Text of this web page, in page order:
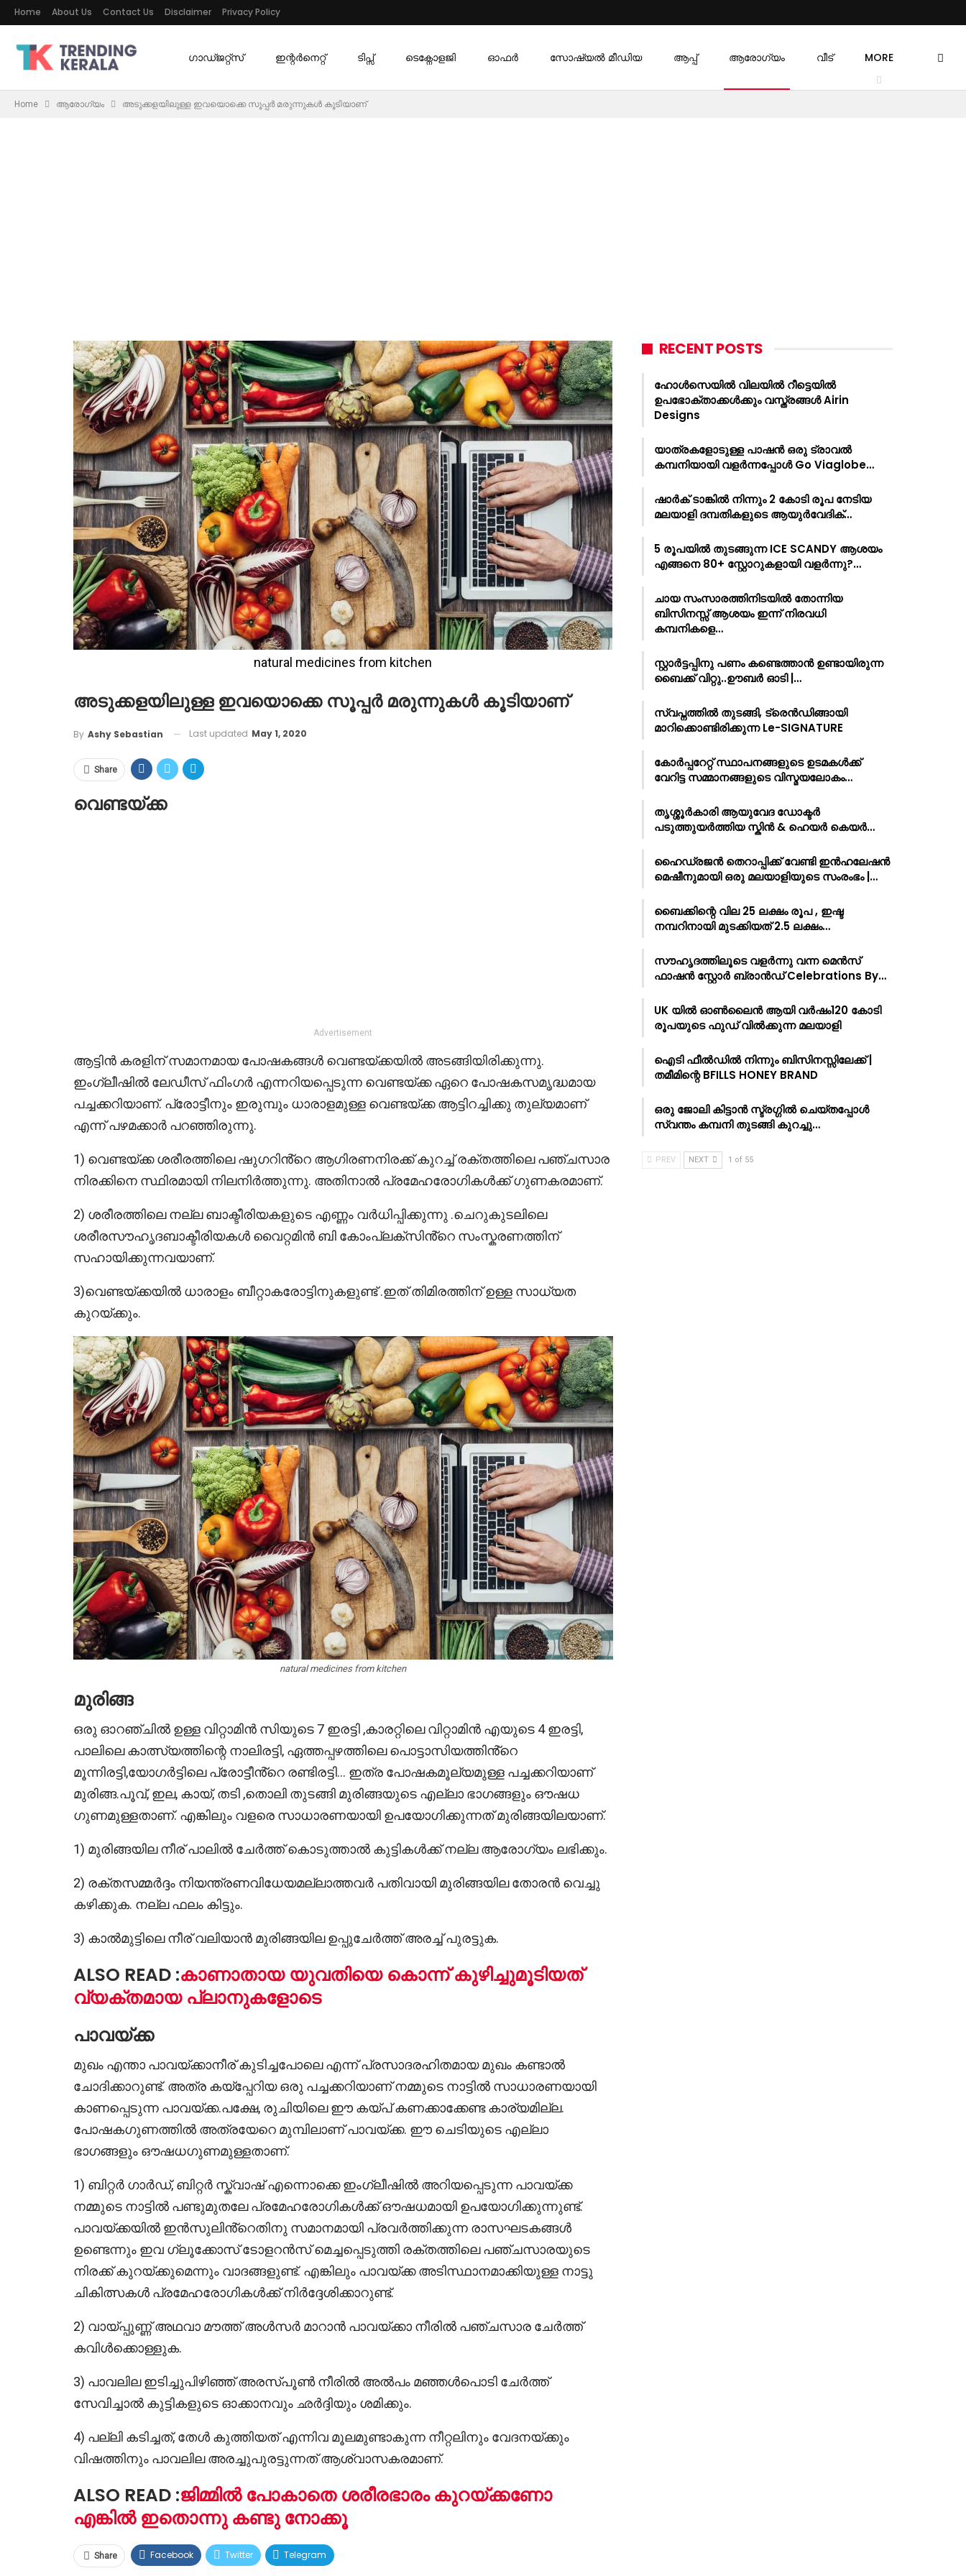
Home About Us Contact Us Disclaimer Privacy Policy
ഗാഡ്ജറ്റ്സ് ഇന്റര്‍നെറ്റ് ടിപ്സ് ടെക്നോളജി ഓഫര്‍ സോഷ്യൽ മീഡിയ ആപ്പ് ആരോഗ്യം വീട് MORE
Home ആരോഗ്യം അടുക്കളയിലുള്ള ഇവയൊക്കെ സൂപ്പർ മരുന്നുകൾ കൂടിയാണ്
natural medicines from kitchen
അടുക്കളയിലുള്ള ഇവയൊക്കെ സൂപ്പർ മരുന്നുകൾ കൂടിയാണ്
By Ashy Sebastian Last updated May 1, 2020
Share
വെണ്ടയ്ക്ക
Advertisement
ആട്ടിൻ കരളിന് സമാനമായ പോഷകങ്ങൾ വെണ്ടയ്ക്കയിൽ അടങ്ങിയിരിക്കുന്നു.
ഇംഗ്ലീഷിൽ ലേഡീസ് ഫിംഗർ എന്നറിയപ്പെടുന്ന വെണ്ടയ്ക്ക ഏറെ പോഷകസമൃദ്ധമായ
പച്ചക്കറിയാണ്. പ്രോട്ടീനും ഇരുമ്പും ധാരാളമുള്ള വെണ്ടയ്ക്ക ആട്ടിറച്ചിക്കു തുല്യമാണ്
എന്ന് പഴമക്കാർ പറഞ്ഞിരുന്നു.
1) വെണ്ടയ്ക്ക ശരീരത്തിലെ ഷുഗറിൻ്റെ ആഗിരണനിരക്ക് കുറച്ച് രക്തത്തിലെ പഞ്ചസാര
നിരക്കിനെ സ്ഥിരമായി നിലനിർത്തുന്നു. അതിനാൽ പ്രമേഹരോഗികൾക്ക് ഗുണകരമാണ്.
2) ശരീരത്തിലെ നല്ല ബാക്ടീരിയകളുടെ എണ്ണം വർധിപ്പിക്കുന്നു .ചെറുകുടലിലെ
ശരീരസൗഹൃദബാക്ടീരിയകൾ വൈറ്റമിൻ ബി കോംപ്ലക്സിൻ്റെ സംസ്കരണത്തിന്
സഹായിക്കുന്നവയാണ്.
3)വെണ്ടയ്ക്കയിൽ ധാരാളം ബീറ്റാകരോട്ടിനുകളുണ്ട് .ഇത് തിമിരത്തിന് ഉള്ള സാധ്യത
കുറയ്ക്കും.
natural medicines from kitchen
മുരിങ്ങ
ഒരു ഓറഞ്ചിൽ ഉള്ള വിറ്റാമിൻ സിയുടെ 7 ഇരട്ടി ,കാരറ്റിലെ വിറ്റാമിൻ എയുടെ 4 ഇരട്ടി,
പാലിലെ കാത്സ്യത്തിന്റെ നാലിരട്ടി, ഏത്തപ്പഴത്തിലെ പൊട്ടാസിയത്തിൻ്റെ
മൂന്നിരട്ടി,യോഗർട്ടിലെ പ്രോട്ടീൻ്റെ രണ്ടിരട്ടി… ഇത്ര പോഷകമൂല്യമുള്ള പച്ചക്കറിയാണ്
മുരിങ്ങ.പൂവ്, ഇല, കായ്, തടി ,തൊലി തുടങ്ങി മുരിങ്ങയുടെ എല്ലാ ഭാഗങ്ങളും ഔഷധ
ഗുണമുള്ളതാണ്. എങ്കിലും വളരെ സാധാരണയായി ഉപയോഗിക്കുന്നത് മുരിങ്ങയിലയാണ്‌.
1) മുരിങ്ങയില നീര് പാലിൽ ചേർത്ത് കൊടുത്താൽ കുട്ടികൾക്ക് നല്ല ആരോഗ്യം ലഭിക്കും.
2) രക്തസമ്മർദ്ദം നിയന്ത്രണവിധേയമല്ലാത്തവർ പതിവായി മുരിങ്ങയില തോരൻ വെച്ചു
കഴിക്കുക. നല്ല ഫലം കിട്ടും.
3) കാൽമുട്ടിലെ നീര് വലിയാൻ മുരിങ്ങയില ഉപ്പുചേർത്ത് അരച്ച് പുരട്ടുക.
ALSO READ :കാണാതായ യുവതിയെ കൊന്ന് കുഴിച്ചുമൂടിയത്
വ്യക്തമായ പ്ലാനുകളോടെ
പാവയ്ക്ക
മുഖം എന്താ പാവയ്ക്കാനീര് കുടിച്ചപോലെ എന്ന് പ്രസാദരഹിതമായ മുഖം കണ്ടാൽ
ചോദിക്കാറുണ്ട്. അത്ര കയ്പ്പേറിയ ഒരു പച്ചക്കറിയാണ് നമ്മുടെ നാട്ടിൽ സാധാരണയായി
കാണപ്പെടുന്ന പാവയ്ക്ക.പക്ഷേ, രുചിയിലെ ഈ കയ്പ് കണക്കാക്കേണ്ട കാര്യമില്ല.
പോഷകഗുണത്തിൽ അത്രയേറെ മുമ്പിലാണ് പാവയ്ക്ക. ഈ ചെടിയുടെ എല്ലാ
ഭാഗങ്ങളും ഔഷധഗുണമുള്ളതാണ്.
1) ബിറ്റർ ഗാർഡ്, ബിറ്റർ സ്ക്വാഷ് എന്നൊക്കെ ഇംഗ്ലീഷിൽ അറിയപ്പെടുന്ന പാവയ്ക്ക
നമ്മുടെ നാട്ടിൽ പണ്ടുമുതലേ പ്രമേഹരോഗികൾക്ക് ഔഷധമായി ഉപയോഗിക്കുന്നുണ്ട്.
പാവയ്ക്കയിൽ ഇൻസുലിൻ്റെതിനു സമാനമായി പ്രവർത്തിക്കുന്ന രാസഘടകങ്ങൾ
ഉണ്ടെന്നും ഇവ ഗ്ലൂക്കോസ് ടോളറൻസ് മെച്ചപ്പെടുത്തി രക്തത്തിലെ പഞ്ചസാരയുടെ
നിരക്ക് കുറയ്ക്കുമെന്നും വാദങ്ങളുണ്ട്. എങ്കിലും പാവയ്ക്ക അടിസ്ഥാനമാക്കിയുള്ള നാട്ടു
ചികിത്സകൾ പ്രമേഹരോഗികൾക്ക് നിർദ്ദേശിക്കാറുണ്ട്.
2) വായ്പ്പുണ്ണ് അഥവാ മൗത്ത് അൾസർ മാറാൻ പാവയ്ക്കാ നീരിൽ പഞ്ചസാര ചേർത്ത്
കവിൾക്കൊള്ളുക.
3) പാവലില ഇടിച്ചുപിഴിഞ്ഞ് അരസ്പൂൺ നീരിൽ അൽപം മഞ്ഞൾപൊടി ചേർത്ത്
സേവിച്ചാൽ കുട്ടികളുടെ ഓക്കാനവും ഛർദ്ദിയും ശമിക്കും.
4) പല്ലി കടിച്ചത്, തേൾ കുത്തിയത് എന്നിവ മൂലമുണ്ടാകുന്ന നീറ്റലിനും വേദനയ്ക്കും
വിഷത്തിനും പാവലില അരച്ചുപുരട്ടുന്നത് ആശ്വാസകരമാണ്.
ALSO READ :ജിമ്മിൽ പോകാതെ ശരീരഭാരം കുറയ്ക്കണോ
എങ്കിൽ ഇതൊന്നു കണ്ടു നോക്കൂ
Share Facebook Twitter Telegram
RECENT POSTS
ഹോൾസെയിൽ വിലയിൽ റീട്ടെയിൽ
ഉപഭോക്താക്കൾക്കും വസ്ത്രങ്ങൾ Airin
Designs
യാത്രകളോടുള്ള പാഷൻ ഒരു ട്രാവൽ
കമ്പനിയായി വളർന്നപ്പോൾ Go Viaglobe…
ഷാർക്‌ ടാങ്കിൽ നിന്നും 2 കോടി രൂപ നേടിയ
മലയാളി ദമ്പതികളുടെ ആയുർവേദിക്…
5 രൂപയിൽ തുടങ്ങുന്ന ICE SCANDY ആശയം
എങ്ങനെ 80+ സ്റ്റോറുകളായി വളർന്നു?…
ചായ സംസാരത്തിനിടയിൽ തോന്നിയ
ബിസിനസ്സ് ആശയം ഇന്ന് നിരവധി
കമ്പനികളെ…
സ്റ്റാർട്ടപ്പിനു പണം കണ്ടെത്താൻ ഉണ്ടായിരുന്ന
ബൈക്ക് വിറ്റു..ഊബർ ഓടി |…
സ്വപ്നത്തിൽ തുടങ്ങി, ട്രെൻഡിങ്ങായി
മാറിക്കൊണ്ടിരിക്കുന്ന Le-SIGNATURE
കോർപ്പറേറ്റ് സ്ഥാപനങ്ങളുടെ ഉടമകൾക്ക്
വേറിട്ട സമ്മാനങ്ങളുടെ വിസ്മയലോകം…
തൃശ്ശൂർകാരി ആയുവേദ ഡോക്ടർ
പടുത്തുയർത്തിയ സ്കിൻ & ഹെയർ കെയർ…
ഹൈഡ്രജൻ തെറാപ്പിക്ക് വേണ്ടി ഇൻഹലേഷൻ
മെഷീനുമായി ഒരു മലയാളിയുടെ സംരംഭം |…
ബൈക്കിന്റെ വില 25 ലക്ഷം രൂപ , ഇഷ്ട
നമ്പറിനായി മുടക്കിയത് 2.5 ലക്ഷം…
സൗഹൃദത്തിലൂടെ വളർന്നു വന്ന മെൻസ്
ഫാഷൻ സ്റ്റോർ ബ്രാൻഡ് Celebrations By…
UK യിൽ ഓൺലൈൻ ആയി വർഷം120 കോടി
രൂപയുടെ ഫുഡ് വിൽക്കുന്ന മലയാളി
ഐടി ഫീൽഡിൽ നിന്നും ബിസിനസ്സിലേക്ക് |
തമീമിന്റെ BFILLS HONEY BRAND
ഒരു ജോലി കിട്ടാൻ സ്ട്രഗ്ഗിൽ ചെയ്തപ്പോൾ
സ്വന്തം കമ്പനി തുടങ്ങി കുറച്ചു…
PREV NEXT 1 of 55